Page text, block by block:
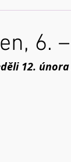
6.
12. února